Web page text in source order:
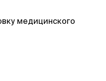
медицинского